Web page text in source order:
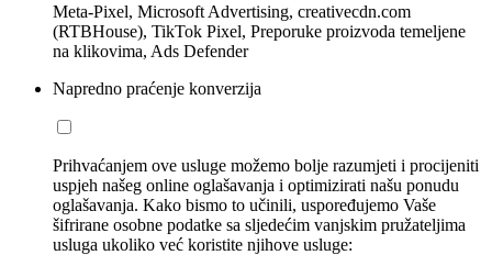
Meta-Pixel, Microsoft Advertising, creativecdn.com
(RTBHouse), TikTok Pixel, Preporuke proizvoda temeljene
na klikovima, Ads Defender
Napredno praćenje konverzija
Prihvaćanjem ove usluge možemo bolje razumjeti i procijeniti
uspjeh našeg online oglašavanja i optimizirati našu ponudu
oglašavanja. Kako bismo to učinili, uspoređujemo Vaše
šifrirane osobne podatke sa sljedećim vanjskim pružateljima
usluga ukoliko već koristite njihove usluge: